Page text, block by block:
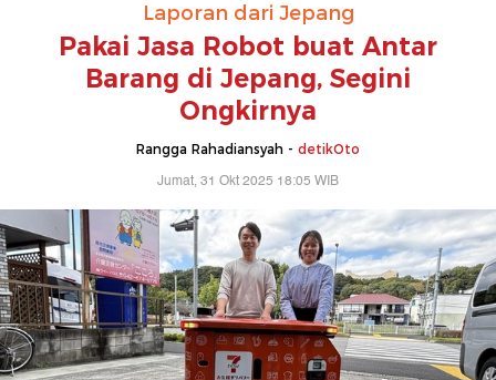
Laporan dari Jepang
Pakai Jasa Robot buat Antar
Barang di Jepang, Segini
Ongkirnya
Rangga Rahadiansyah - detikOto
Jumat, 31 Okt 2025 18:05 WIB